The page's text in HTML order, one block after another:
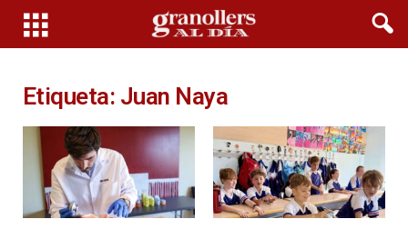
Etiqueta: Juan Naya